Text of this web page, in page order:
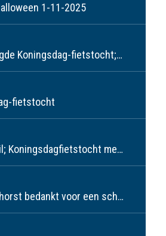
1-11-2025
waar Wanroij en Landhorst weer groots in zijn!
fietstocht
met afsluiting bij café Buitenlust.
voor een schitterend weekend!